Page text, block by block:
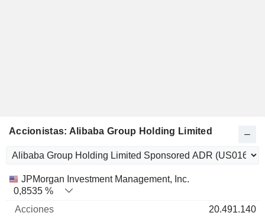
Accionistas: Alibaba Group Holding Limited
Nombre Acciones % Valoración
JPMorgan Investment Management, Inc.
0,8535 %
20.491.140